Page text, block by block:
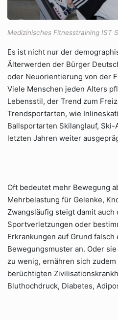
Medizinisches Fitnesstraining IST
Es ist nicht nur der
Älterwerden der Bürger
oder Neuorientierung von der
Viele Menschen jeden Alters
Lebensstil, der Trend zum
Trendsportarten, wie
Ballsportarten Skilanglauf, Ski-
letzten Jahren weiter
Oft bedeutet mehr Bewegung
Mehrbelastung für Gelenke,
Zwangsläufig steigt damit auch
Sportverletzungen oder
Erkrankungen auf Grund
Bewegungsmuster an. Oder
zu wenig, ernähren sich
berüchtigten
Bluthochdruck, Diabetes,